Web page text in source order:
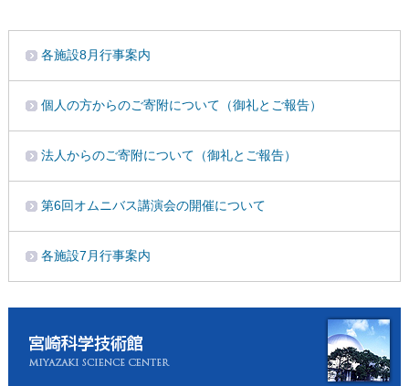
各施設8月行事案内
個人の方からのご寄附について（御礼とご報告）
法人からのご寄附について（御礼とご報告）
第6回オムニバス講演会の開催について
各施設7月行事案内